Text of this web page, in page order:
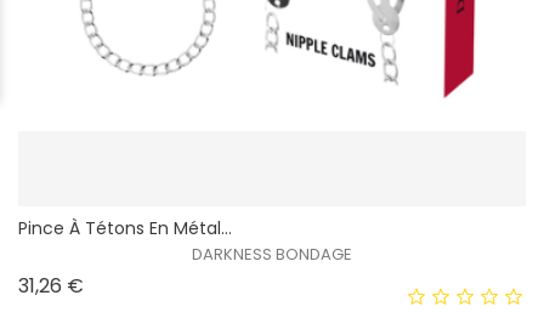
Pince À Tétons En Métal...
DARKNESS BONDAGE
31,26 €